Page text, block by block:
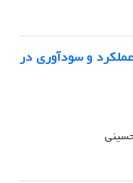
و سودآوری در